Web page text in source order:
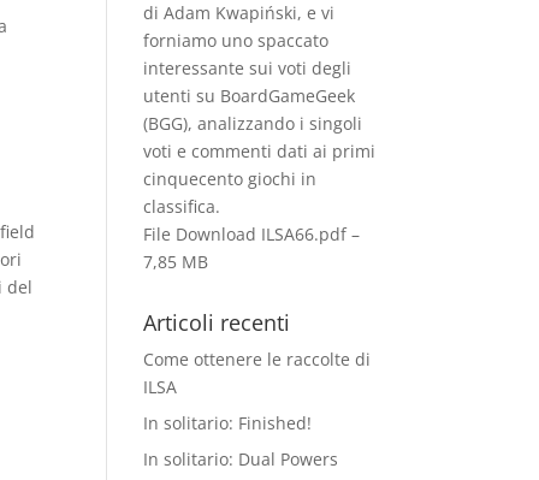
del
di Adam Kwapiński, e vi
forniamo uno spaccato
interessante sui voti degli
utenti su BoardGameGeek
(BGG), analizzando i singoli
voti e commenti dati ai primi
cinquecento giochi in
classiﬁca.
File Download ILSA66.pdf –
7,85 MB
Articoli recenti
Come ottenere le raccolte di
ILSA
In solitario: Finished!
In solitario: Dual Powers